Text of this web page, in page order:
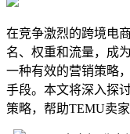
在竞争激烈的跨境电
名、权重和流量，成
一种有效的营销策略
手段。本文将深入探
策略，帮助TEMU卖